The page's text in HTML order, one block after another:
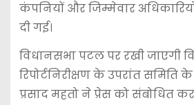
कंपनियों और जिम्मेवार
दी गई।
विधानसभा पटल पर रखी जाएगी
रिपोर्टनिरीक्षण के उपरांत समिति
प्रसाद महतो ने प्रेस को संबोधित